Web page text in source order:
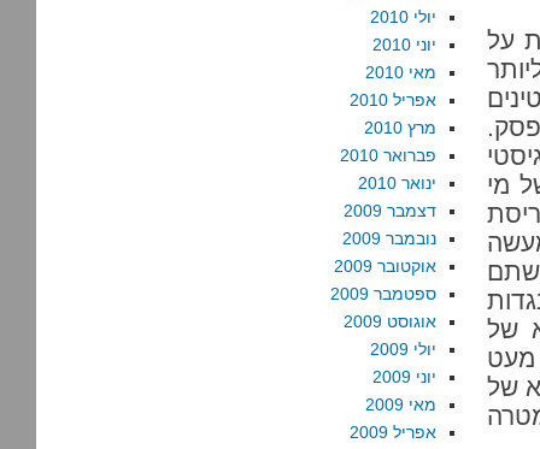
על
מי
של
של
יולי 2010
יוני 2010
מאי 2010
אפריל 2010
מרץ 2010
פברואר 2010
ינואר 2010
דצמבר 2009
נובמבר 2009
אוקטובר 2009
ספטמבר 2009
אוגוסט 2009
יולי 2009
יוני 2009
מאי 2009
אפריל 2009